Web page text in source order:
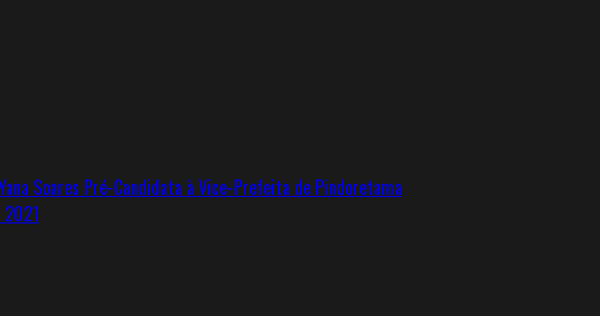
Soares Pré-Candidata à Vice-Prefeita de Pindoretama
2021